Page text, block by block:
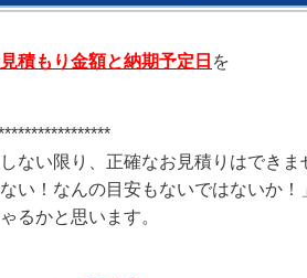
積もり金額と納期予定日 を
ない限り、正確なお見積りはできま
い！なんの目安もないではないか！
るかと思います。